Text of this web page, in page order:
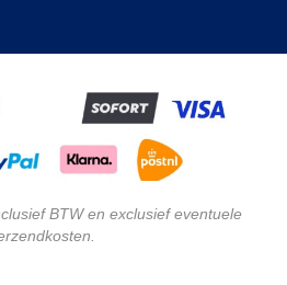
BTW en exclusief eventuele